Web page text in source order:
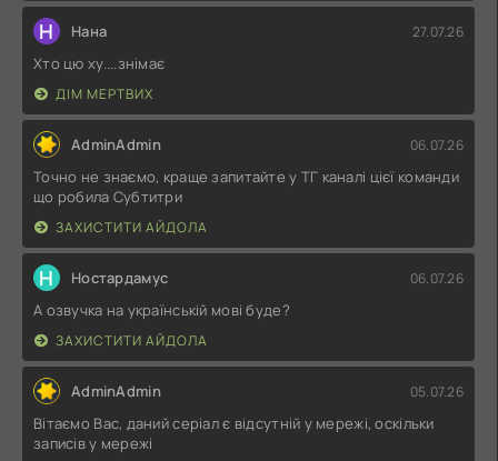
Н Нана 27.07.26
Хто цю ху....знімає
ДІМ МЕРТВИХ
AdminAdmin 06.07.26
Точно не знаємо, краще запитайте у ТГ каналі цієї команди
що робила Субтитри
ЗАХИСТИТИ АЙДОЛА
Н Ностардамус 06.07.26
А озвучка на українській мові буде?
ЗАХИСТИТИ АЙДОЛА
AdminAdmin 05.07.26
Вітаємо Вас, даний серіал є відсутній у мережі, оскільки
записів у мережі